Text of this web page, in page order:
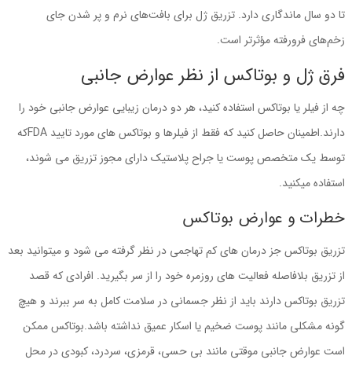
تا دو سال ماندگاری دارد. تزریق ژل برای بافت‌های نرم و پر شدن جای
زخم‌های فرورفته مؤثرتر است.
فرق ژل و بوتاکس از نظر عوارض جانبی
چه از فیلر یا بوتاکس استفاده کنید، هر دو درمان زیبایی عوارض جانبی خود را
دارند.اطمینان حاصل کنید که فقط از فیلرها و بوتاکس های مورد تاییدFDAکه
توسط یک متخصص پوست یا جراح پلاستیک دارای مجوز تزریق می شوند،
استفاده میکنید.
خطرات و عوارض بوتاکس
تزریق بوتاکس جز درمان های کم تهاجمی در نظر گرفته می شود و میتوانید بعد
از تزریق بلافاصله فعالیت های روزمره خود را از سر بگیرید. افرادی که قصد
تزریق بوتاکس دارند باید از نظر جسمانی در سلامت کامل به سر ببرند و هیچ
گونه مشکلی مانند پوست ضخیم یا اسکار عمیق نداشته باشد.بوتاکس ممکن
است عوارض جانبی موقتی مانند بی حسی، قرمزی، سردرد، کبودی در محل